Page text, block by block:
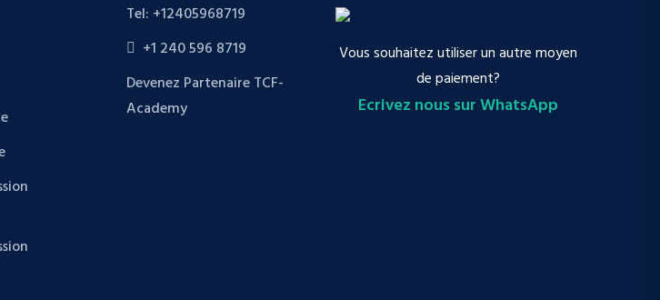
Tel: +12405968719
+1 240 596 8719
Devenez Partenaire TCF-
Academy
Vous souhaitez utiliser un autre moyen
de paiement?
Ecrivez nous sur WhatsApp